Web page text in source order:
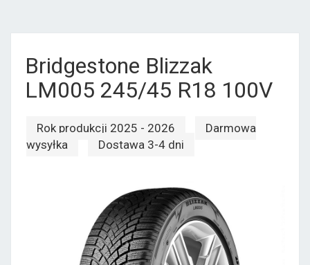
Bridgestone Blizzak
LM005 245/45 R18 100V
Rok produkcji 2025 - 2026
Darmowa
wysyłka
Dostawa 3-4 dni